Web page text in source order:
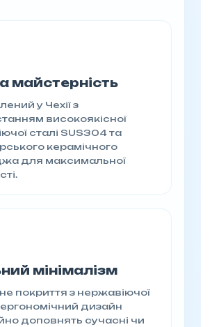
майстерність
у Чехії з
високоякісної
сталі SUS304 та
керамічного
для максимальної
мінімалізм
покриття з нержавіючої
ергономічний дизайн
доповнять сучасні чи